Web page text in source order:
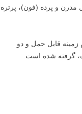
مدرن و پرده (فون)، پرتره
قابل حمل و دو